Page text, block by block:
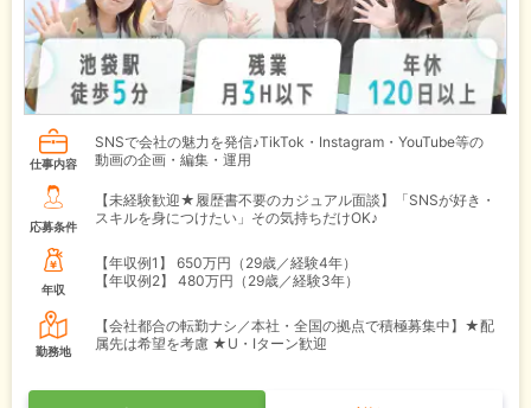
仕事内容
SNSで会社の魅力を発信♪TikTok・Instagram・YouTube等の
動画の企画・編集・運用
応募条件
【未経験歓迎★履歴書不要のカジュアル面談】「SNSが好き・
スキルを身につけたい」その気持ちだけOK♪
年収
【年収例1】
650万円（29歳／経験4年）
【年収例2】
480万円（29歳／経験3年）
勤務地
【会社都合の転勤ナシ／本社・全国の拠点で積極募集中】★配
属先は希望を考慮 ★U・Iターン歓迎